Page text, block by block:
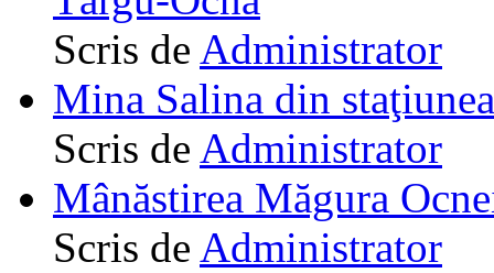
Scris de Administrator
Mina Salina din
Scris de Administrator
Mânăstirea Măgura
Scris de Administrator